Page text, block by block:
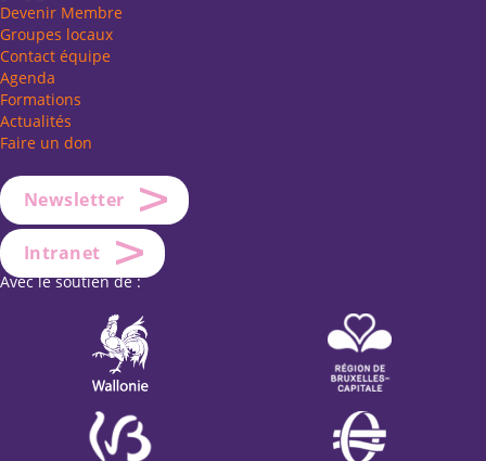
Devenir Membre
Groupes locaux
Contact équipe
Agenda
Formations
Actualités
Faire un don
Newsletter
Intranet
Avec le soutien de :